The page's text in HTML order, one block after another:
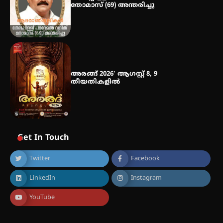
തോമാസ് (69) അന്തരിച്ചു
അരങ്ങ് 2026′ ആഗസ്റ്റ് 8, 9
തീയതികളിൽ
Get In Touch
Twitter Facebook
LinkedIn Instagram
YouTube